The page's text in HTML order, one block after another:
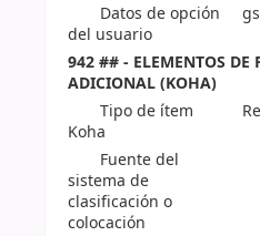
Datos de opción
del usuario
942 ## - ELEMENTOS DE
ADICIONAL (KOHA)
Tipo de ítem
Koha
Fuente del
sistema de
clasificación o
colocación